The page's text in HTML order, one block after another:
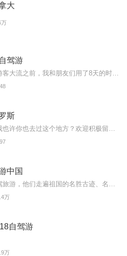
大
万
驾游
斯
中国
万
自驾游
万